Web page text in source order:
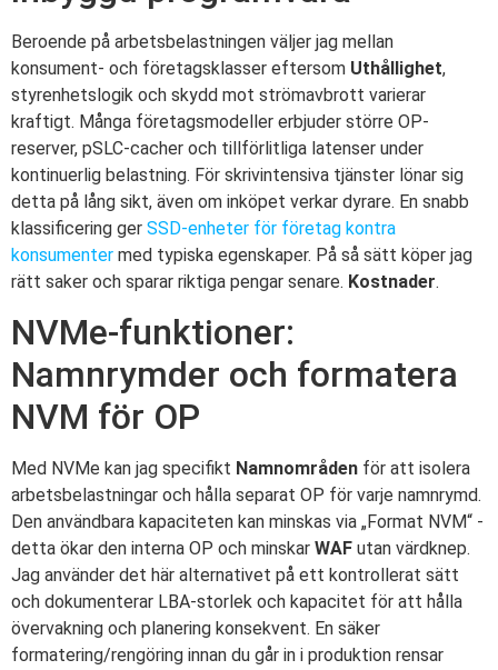
Beroende på arbetsbelastningen väljer jag mellan
konsument- och företagsklasser eftersom Uthållighet,
styrenhetslogik och skydd mot strömavbrott varierar
kraftigt. Många företagsmodeller erbjuder större OP-
reserver, pSLC-cacher och tillförlitliga latenser under
kontinuerlig belastning. För skrivintensiva tjänster lönar sig
detta på lång sikt, även om inköpet verkar dyrare. En snabb
klassificering ger SSD-enheter för företag kontra
konsumenter med typiska egenskaper. På så sätt köper jag
rätt saker och sparar riktiga pengar senare. Kostnader.
NVMe-funktioner:
Namnrymder och formatera
NVM för OP
Med NVMe kan jag specifikt Namnområden för att isolera
arbetsbelastningar och hålla separat OP för varje namnrymd.
Den användbara kapaciteten kan minskas via „Format NVM“ -
detta ökar den interna OP och minskar WAF utan värdknep.
Jag använder det här alternativet på ett kontrollerat sätt
och dokumenterar LBA-storlek och kapacitet för att hålla
övervakning och planering konsekvent. En säker
formatering/rengöring innan du går in i produktion rensar